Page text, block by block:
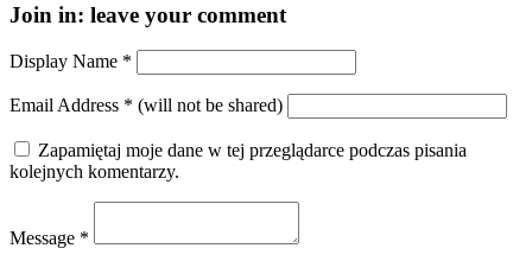
Join in: leave your comment
Display Name *
Email Address * (will not be shared)
Zapamiętaj moje dane w tej przeglądarce podczas pisania
kolejnych komentarzy.
Message *